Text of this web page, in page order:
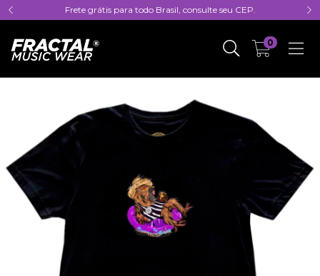
Frete grátis para todo Brasil, consulte seu CEP.
0